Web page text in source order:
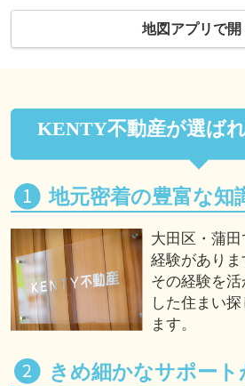
地図アプリで開
KENTY不動産が選ば
地元密着の豊富な知
大田区・蒲
経験がありま
その経験を
した住まい
ます。
きめ細かなサポート